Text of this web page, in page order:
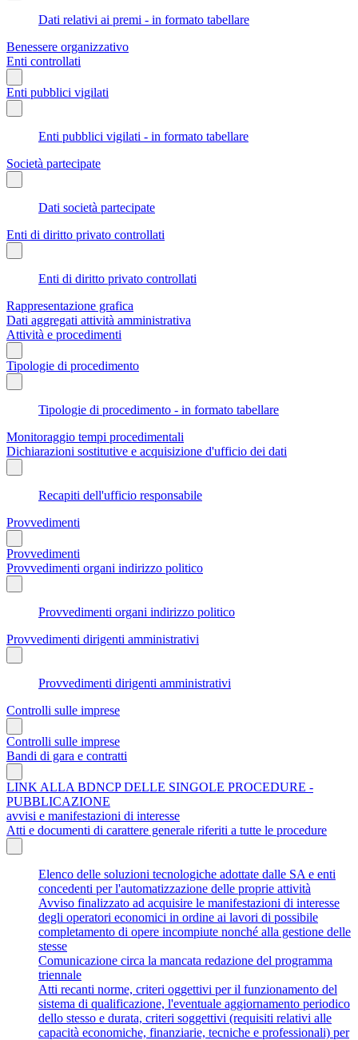
Dati relativi ai premi - in formato tabellare
Benessere organizzativo
Enti controllati
Enti pubblici vigilati
Enti pubblici vigilati - in formato tabellare
Società partecipate
Dati società partecipate
Enti di diritto privato controllati
Enti di diritto privato controllati
Rappresentazione grafica
Dati aggregati attività amministrativa
Attività e procedimenti
Tipologie di procedimento
Tipologie di procedimento - in formato tabellare
Monitoraggio tempi procedimentali
Dichiarazioni sostitutive e acquisizione d'ufficio dei dati
Recapiti dell'ufficio responsabile
Provvedimenti
Provvedimenti
Provvedimenti organi indirizzo politico
Provvedimenti organi indirizzo politico
Provvedimenti dirigenti amministrativi
Provvedimenti dirigenti amministrativi
Controlli sulle imprese
Controlli sulle imprese
Bandi di gara e contratti
LINK ALLA BDNCP DELLE SINGOLE PROCEDURE -
PUBBLICAZIONE
avvisi e manifestazioni di interesse
Atti e documenti di carattere generale riferiti a tutte le procedure
Elenco delle soluzioni tecnologiche adottate dalle SA e enti
concedenti per l'automatizzazione delle proprie attività
Avviso finalizzato ad acquisire le manifestazioni di interesse
degli operatori economici in ordine ai lavori di possibile
completamento di opere incompiute nonché alla gestione delle
stesse
Comunicazione circa la mancata redazione del programma
triennale
Atti recanti norme, criteri oggettivi per il funzionamento del
sistema di qualificazione, l'eventuale aggiornamento periodico
dello stesso e durata, criteri soggettivi (requisiti relativi alle
capacità economiche, finanziarie, tecniche e professionali) per